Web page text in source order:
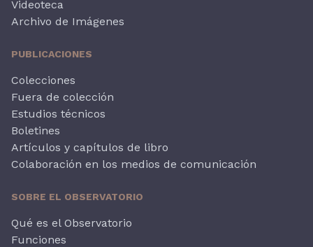
Videoteca
Archivo de Imágenes
PUBLICACIONES
Colecciones
Fuera de colección
Estudios técnicos
Boletines
Artículos y capítulos de libro
Colaboración en los medios de comunicación
SOBRE EL OBSERVATORIO
Qué es el Observatorio
Funciones